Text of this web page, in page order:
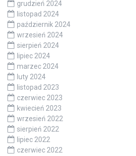
grudzień 2024
listopad 2024
październik 2024
wrzesień 2024
sierpień 2024
lipiec 2024
marzec 2024
luty 2024
listopad 2023
czerwiec 2023
kwiecień 2023
wrzesień 2022
sierpień 2022
lipiec 2022
czerwiec 2022